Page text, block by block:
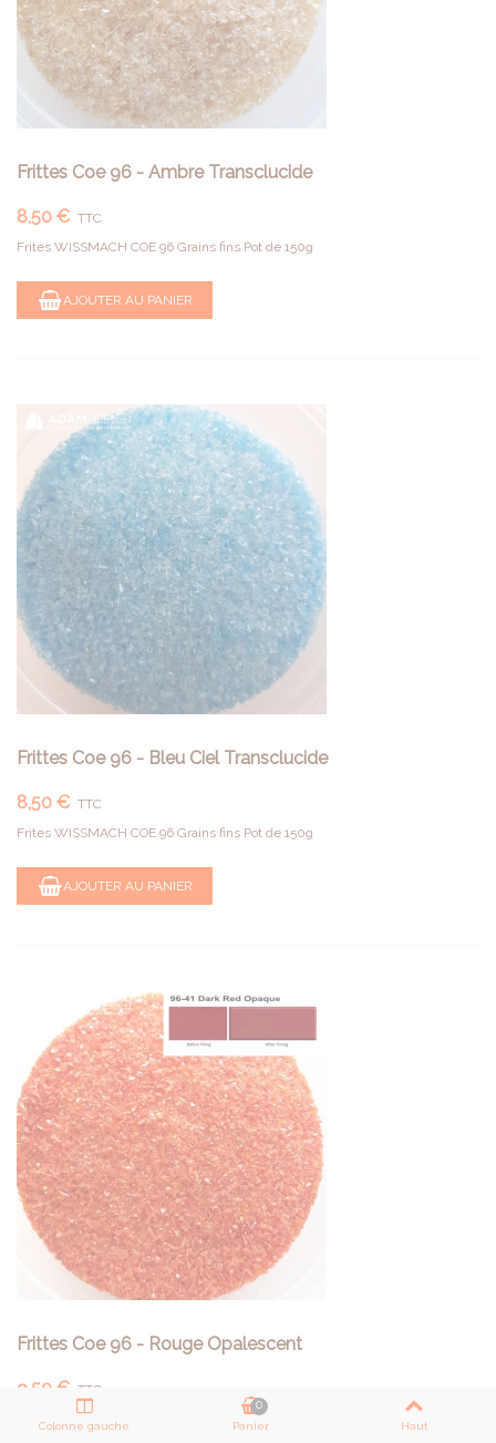
Frittes Coe 96 - Ambre Transclucide
8,50 € TTC
Frites WISSMACH COE 96 Grains fins Pot de 150g
AJOUTER AU PANIER
Frittes Coe 96 - Bleu Ciel Transclucide
8,50 € TTC
Frites WISSMACH COE 96 Grains fins Pot de 150g
AJOUTER AU PANIER
Frittes Coe 96 - Rouge Opalescent
9,50 € TTC
Frites WISSMACH COE 96 Grains fins Pot de 150g
Colonne gauche Panier
0
Haut